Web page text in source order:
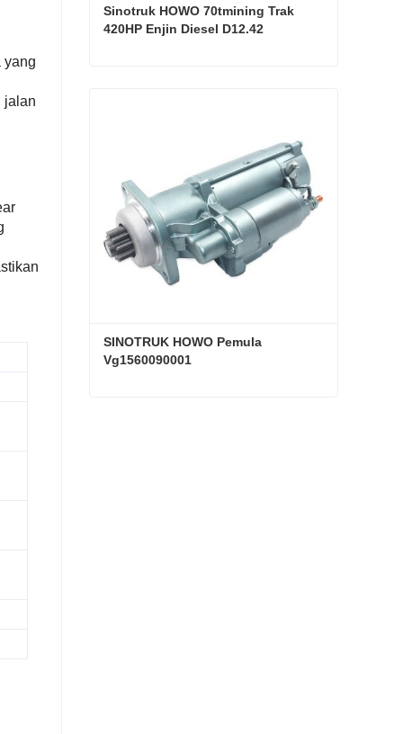
yang
jalan
Sinotruk HOWO 70tmining Trak
420HP Enjin Diesel D12.42
SINOTRUK HOWO Pemula
Vg1560090001